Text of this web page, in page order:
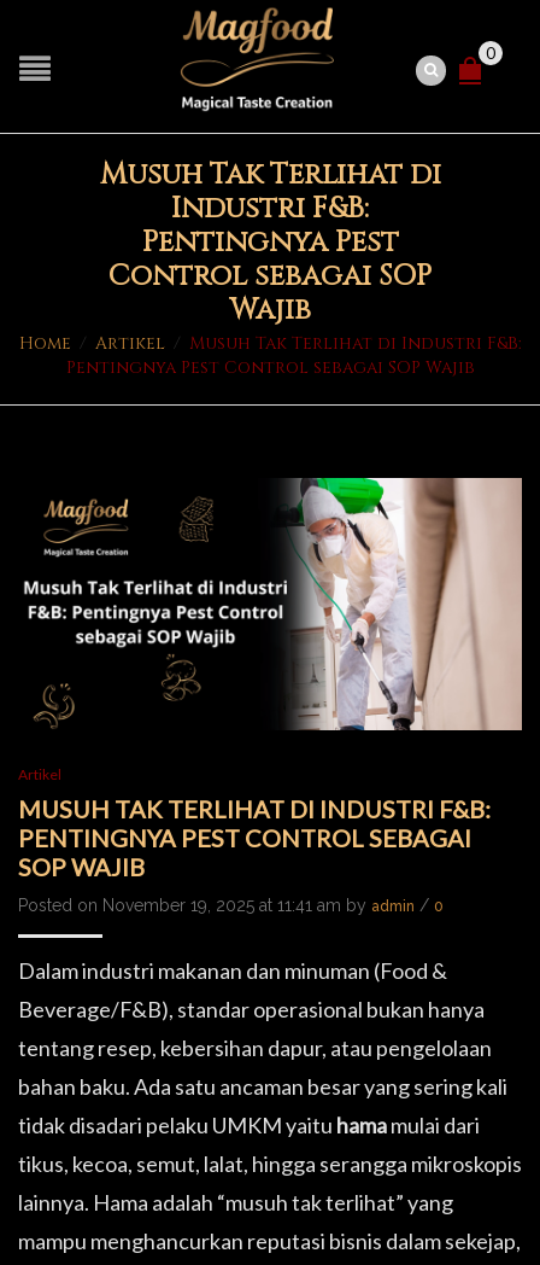
0
Musuh Tak Terlihat di
Industri F&B:
Pentingnya Pest
Control sebagai SOP
Wajib
Home / Artikel / Musuh Tak Terlihat di Industri F&B:
Pentingnya Pest Control sebagai SOP Wajib
Artikel
MUSUH TAK TERLIHAT DI INDUSTRI F&B:
PENTINGNYA PEST CONTROL SEBAGAI
SOP WAJIB
Posted on November 19, 2025 at 11:41 am by admin / 0
Dalam industri makanan dan minuman (Food &
Beverage/F&B), standar operasional bukan hanya
tentang resep, kebersihan dapur, atau pengelolaan
bahan baku. Ada satu ancaman besar yang sering kali
tidak disadari pelaku UMKM yaitu hamamulai dari
tikus, kecoa, semut, lalat, hingga serangga mikroskopis
lainnya. Hama adalah “musuh tak terlihat” yang
mampu menghancurkan reputasi bisnis dalam sekejap,